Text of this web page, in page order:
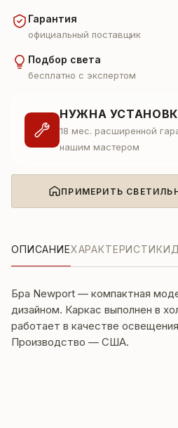
Гарантия
официальный поставщик
Подбор света
бесплатно с экспертом
НУЖНА
18 мес. расширенной
нашим мастером
ПРИМЕРИТЬ
ОПИСАНИЕХАРАКТЕРИСТИКИ
Бра Newport — компактная
дизайном. Каркас выполнен в
работает в качестве
Производство — США.